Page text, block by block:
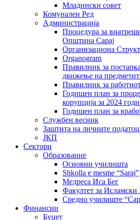
Младински совет
Комунален Ред
Администрација
Процедура за
Општина Сарај
Организациона
Organogram
Правилник за
движење на
Правилник за
Годишен план за
корупција за 2024
Годишен план за
Службен весник
Заштита на личните
ЈКП
Сектори
Образование
Основни училишта
Shkolla e mesme “Saraj”
Медреса Иса Бег
Факултет за Исламски
Средно училиште
Финансии
Буџет